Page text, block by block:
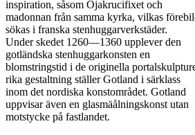
inspiration, såsom Öjakrucifixet och
madonnan från samma kyrka, vilkas
sökas i franska stenhuggarverkstäder.
Under skedet 1260—1360 upplever den
gotländska stenhuggarkonsten en
blomstringstid i de originella
rika gestaltning ställer Gotland i särklass
inom det nordiska konstområdet. Gotland
uppvisar även en glasmäålningskonst utan
motstycke på fastlandet.